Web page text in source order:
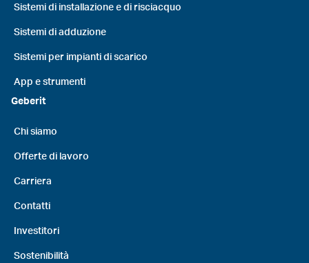
Sistemi di installazione e di risciacquo
Sistemi di adduzione
Sistemi per impianti di scarico
App e strumenti
Geberit
Chi siamo
Offerte di lavoro
Carriera
Contatti
Investitori
Sostenibilità